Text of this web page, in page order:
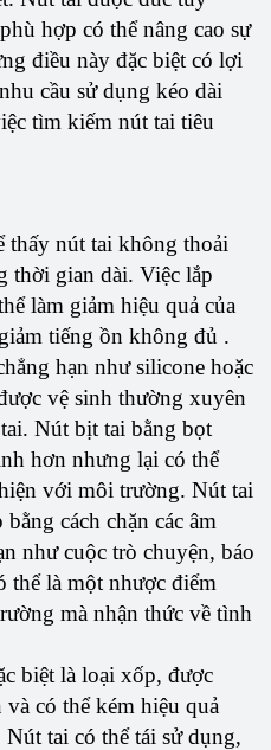
hợp có thể nâng cao sự
điều này đặc biệt có lợi
cầu sử dụng kéo dài
tìm kiếm nút tai tiêu
thấy nút tai không thoải
thời gian dài. Việc lắp
làm giảm hiệu quả của
tiếng ồn không đủ .
hạn như silicone hoặc
vệ sinh thường xuyên
Nút bịt tai bằng bọt
hơn nhưng lại có thể
với môi trường. Nút tai
cách chặn các âm
như cuộc trò chuyện, báo
thể là một nhược điểm
mà nhận thức về tình
biệt là loại xốp, được
có thể kém hiệu quả
tai có thể tái sử dụng,